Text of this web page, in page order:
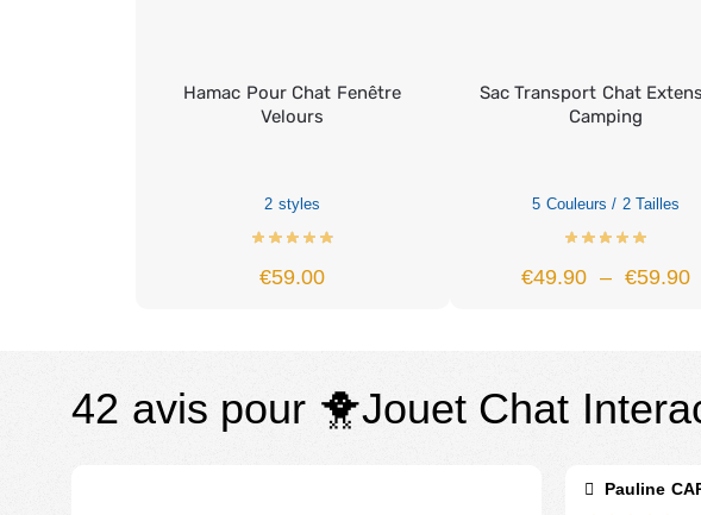
Hamac Pour Chat Fenêtre
Velours
2 styles
€59.00
Sac Transport Chat
Camping
5 Couleurs / 2 Tailles
€49.90 – €59.90
42 avis pour 🐥Jouet Chat
Pauline